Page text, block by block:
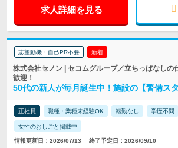
求人詳細を見る
志望動機・自己PR不要 新着
株式会社セノン | セコムグループ／立ちっぱなしの
歓迎！
50代の新人が毎月誕生中！施設の【警備ス
正社員 職種・業種未経験OK 転勤なし 学歴不問
女性のおしごと掲載中
情報更新日：2026/07/13 終了予定日：2026/09/10